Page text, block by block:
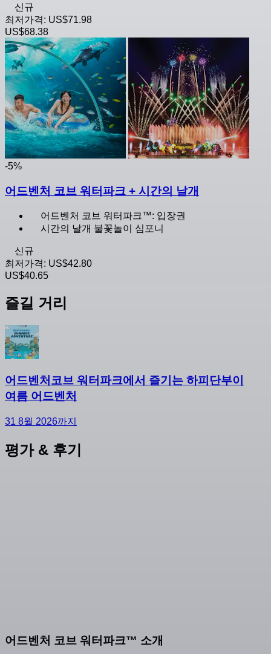
신규
최저가격: US$71.98
US$68.38
-5%
어드벤처 코브 워터파크 + 시간의 날개
어드벤처 코브 워터파크™: 입장권
시간의 날개 불꽃놀이 심포니
신규
최저가격: US$42.80
US$40.65
즐길 거리
어드벤처코브 워터파크에서 즐기는 하피단부이
여름 어드벤처
31 8월 2026까지
평가 & 후기
어드벤처 코브 워터파크™ 소개